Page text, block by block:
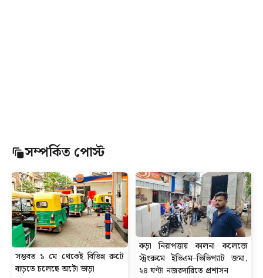
সম্পর্কিত পোস্ট
সম্ভবত ১ মে থেকেই বিভিন্ন রুটে
বাড়তে চলেছে অটো ভাড়া
কড়া নিরাপত্তায় কালনা কলেজে
স্ট্রংরুমে ইভিএম–ভিভিপ্যাট জমা,
২৪ ঘণ্টা নজরদারিতে প্রশাসন